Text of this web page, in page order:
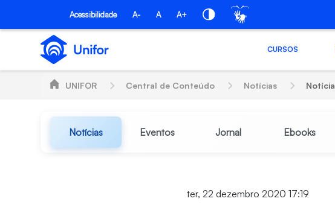
Pular para o Conteúdo principal
Acessibilidade A- A A+
CURSOS
UNIFOR Central de Conteúdo Notícias Notícia
Notícias Eventos Jornal Ebooks
ter, 22 dezembro 2020 17:19